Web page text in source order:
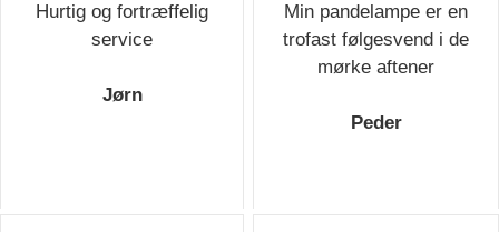
Hurtig og fortræffelig
service
Jørn
Min pandelampe er en
trofast følgesvend i de
mørke aftener
Peder